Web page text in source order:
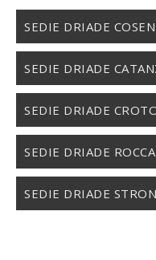
SEDIE DRIADE
SEDIE DRIADE
SEDIE DRIADE
SEDIE DRIADE
SEDIE DRIADE